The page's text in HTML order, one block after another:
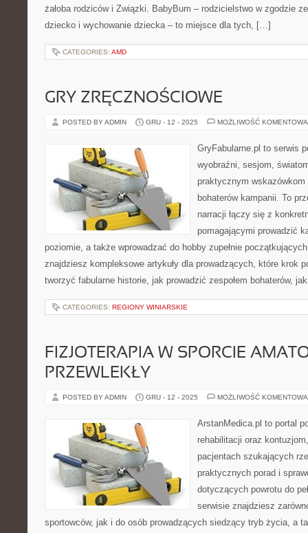
żałoba rodziców i Związki. BabyBum – rodzicielstwo w zgodzie
dziecko i wychowanie dziecka – to miejsce dla tych, […]
CATEGORIES: AMD
GRY ZRĘCZNOŚCIOWE
POSTED BY ADMIN GRU - 12 - 2025 MOŻLIWOŚĆ
GryFabularne.pl to serwis
wyobraźni, sesjom,
praktycznym
bohaterów kampanii. To
narracji łączy się z
pomagającymi prowadzić
poziomie, a także wprowadzać do hobby zupełnie
znajdziesz kompleksowe artykuły dla prowadzących, które krok
tworzyć fabularne historie, jak prowadzić zespołem bohaterów,
CATEGORIES: REGIONY WINIARSKIE
FIZJOTERAPIA W SPORCIE
PRZEWLEKŁY
POSTED BY ADMIN GRU - 12 - 2025 MOŻLIWOŚĆ
ArstanMedica.pl to portal
rehabilitacji oraz
pacjentach szukających
praktycznych porad i
dotyczących powrotu do
serwisie znajdziesz
sportowców, jak i do osób prowadzących siedzący tryb życia, a